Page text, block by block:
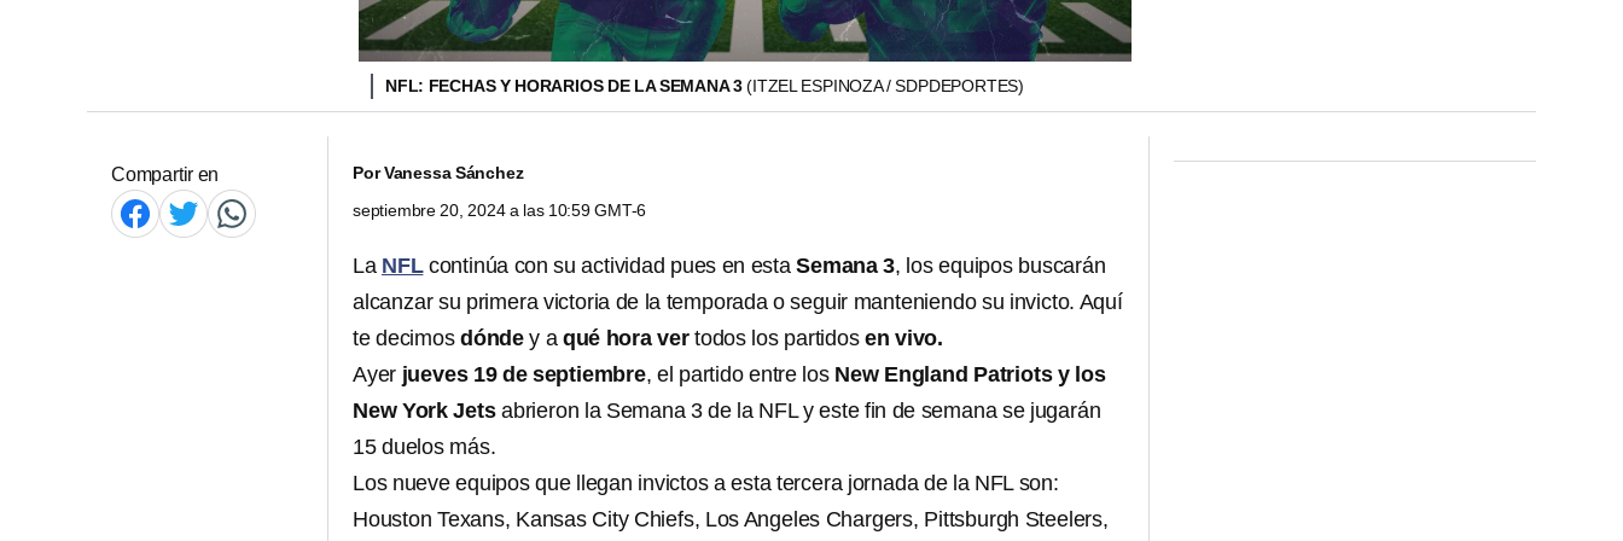
NFL: FECHAS Y HORARIOS DE LA SEMANA 3(ITZEL ESPINOZA / SDPDEPORTES)
Compartir en PorVanessa Sánchez
septiembre 20, 2024 a las 10:59 GMT-6
La NFLcontinúa con su actividad pues en estaSemana 3, los equipos buscarán
alcanzar su primera victoria de la temporada o seguir manteniendo su invicto. Aquí
te decimosdónde y a qué hora vertodos los partidosen vivo.
Ayer jueves 19 de septiembre, el partido entre los New England Patriots y los
New York Jetsabrieron la Semana 3 de la NFL y este fin de semana se jugarán
15 duelos más.
Los nueve equipos que llegan invictos a esta tercera jornada de la NFL son:
Houston Texans, Kansas City Chiefs, Los Angeles Chargers, Pittsburgh Steelers,